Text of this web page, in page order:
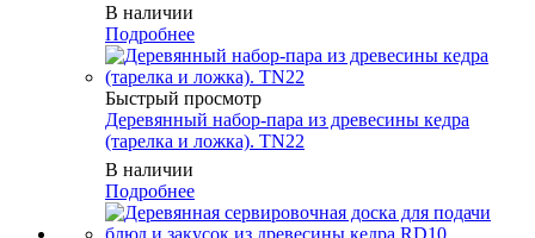
В наличии
Подробнее
Быстрый просмотр
Деревянный набор-пара из древесины кедра
(тарелка и ложка). TN22
В наличии
Подробнее